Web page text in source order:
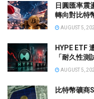
日圓匯率震
轉向對比特
AUGUST 5,
HYPE ETF
「耐久性測
AUGUST 5,
比特幣礦商